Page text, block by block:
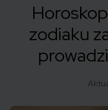
zodiaku